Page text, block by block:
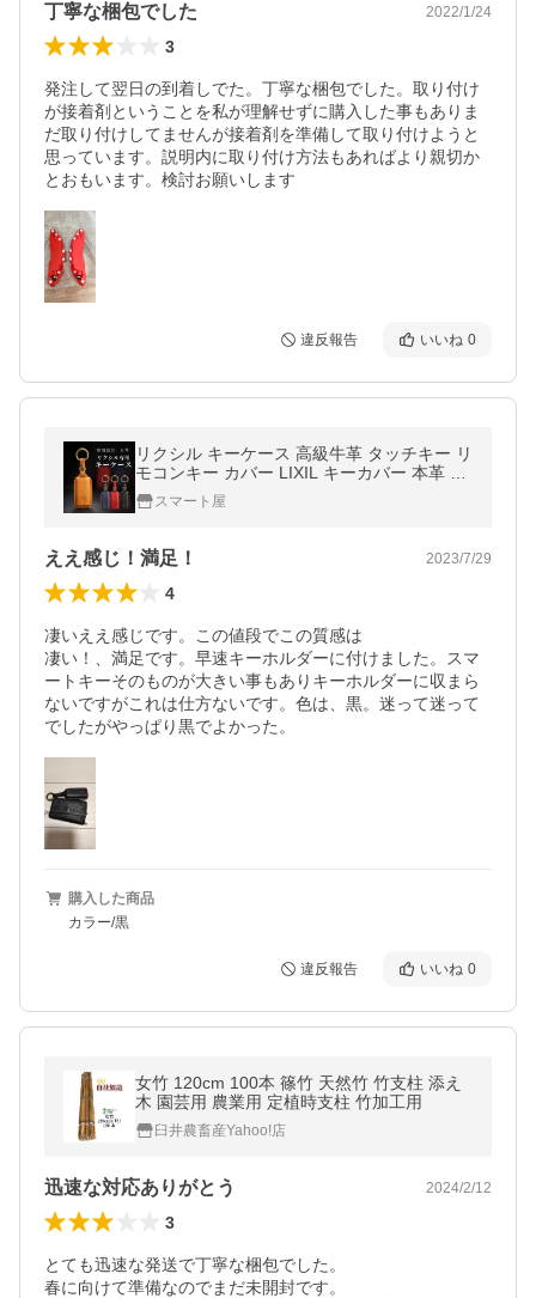
丁寧な梱包でした 2022/1/24
3
発注して翌日の到着しでた。丁寧な梱包でした。取り付け
が接着剤ということを私が理解せずに購入した事もありま
だ取り付けしてませんが接着剤を準備して取り付けようと
思っています。説明内に取り付け方法もあればより親切か
とおもいます。検討お願いします
違反報告 いいね 0
リクシル キーケース 高級牛革 タッチキー リ
モコンキー カバー LIXIL キーカバー 本革 キ
ーケース 新築祝い 引っ越し祝い かわいいキ
ーケース 鍵のカバー
スマート屋
ええ感じ！満足！ 2023/7/29
4
凄いええ感じです。この値段でこの質感は
凄い！、満足です。早速キーホルダーに付けました。スマ
ートキーそのものが大きい事もありキーホルダーに収まら
ないですがこれは仕方ないです。色は、黒。迷って迷って
でしたがやっぱり黒でよかった。
購入した商品
カラー/黒
違反報告 いいね 0
女竹 120cm 100本 篠竹 天然竹 竹支柱 添え
木 園芸用 農業用 定植時支柱 竹加工用
臼井農畜産Yahoo!店
迅速な対応ありがとう 2024/2/12
3
とても迅速な発送で丁寧な梱包でした。
春に向けて準備なのでまだ未開封です。